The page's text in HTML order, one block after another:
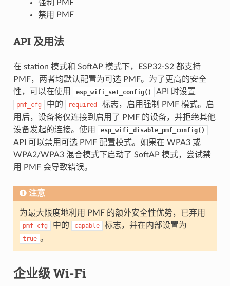
强制 PMF
禁用 PMF
API 及用法
在 station 模式和 SoftAP 模式下，ESP32-S2 都支持
PMF，两者均默认配置为可选 PMF。为了更高的安全
性，可以在使用
esp_wifi_set_config() API 时设置
pmf_cfg 中的 required
标志，启用强制 PMF 模式。启
用后，设备将仅连接到启用了 PMF 的设备，并拒绝其他
设备发起的连接。使用
esp_wifi_disable_pmf_config()
API 可以禁用可选 PMF 配置模式。如果在 WPA3 或
WPA2/WPA3 混合模式下启动了 SoftAP 模式，尝试禁
用 PMF 会导致错误。
注意
为最大限度地利用 PMF 的额外安全性优势，已弃用
pmf_cfg 中的 capable 标志，并在内部设置为
true 。
企业级 Wi-Fi